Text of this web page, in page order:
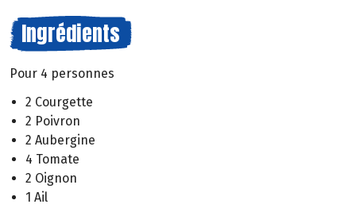
Ingrédients
Pour 4 personnes
2 Courgette
2 Poivron
2 Aubergine
4 Tomate
2 Oignon
1 Ail